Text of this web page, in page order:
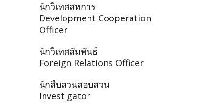
นักวิเทศสหการ
Development Cooperation
Officer
นักวิเทศสัมพันธ์
Foreign Relations Officer
นักสืบสวนสอบสวน
Investigator